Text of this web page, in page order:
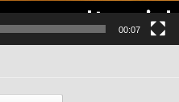
00:07